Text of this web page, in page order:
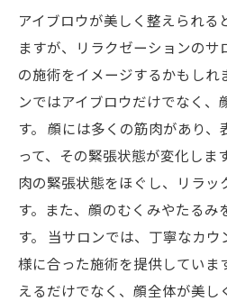
アイブロウが美しく整えられる
ますが、リラクゼーションのサ
の施術をイメージするかもしれ
ンではアイブロウだけでなく、
す。 顔には多くの筋肉があり
って、その緊張状態が変化しま
肉の緊張状態をほぐし、リラッ
す。また、顔のむくみやたるみ
す。 当サロンでは、丁寧なカ
様に合った施術を提供していま
えるだけでなく、顔全体が美し